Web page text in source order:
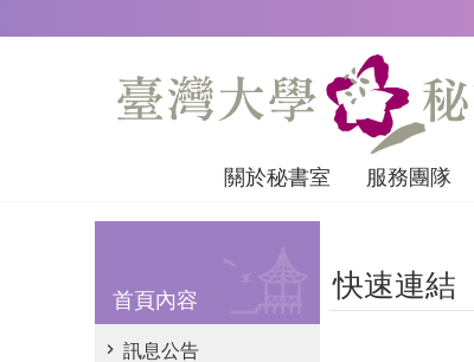
關於秘書室 服務團隊
首頁內容
訊息公告
快速連結